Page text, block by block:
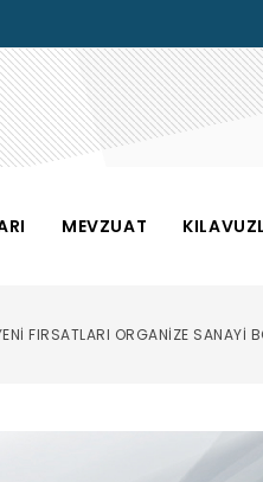
MEVZUAT
FIRSATLARI ORGANİZE SANAYİ